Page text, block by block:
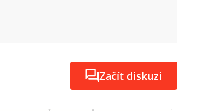
Začít diskuzi